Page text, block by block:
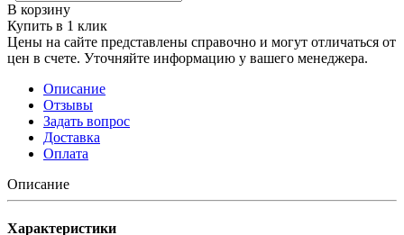
В корзину
Купить в 1 клик
Цены на сайте представлены справочно и могут отличаться от
цен в счете. Уточняйте информацию у вашего менеджера.
Описание
Отзывы
Задать вопрос
Доставка
Оплата
Описание
Характеристики